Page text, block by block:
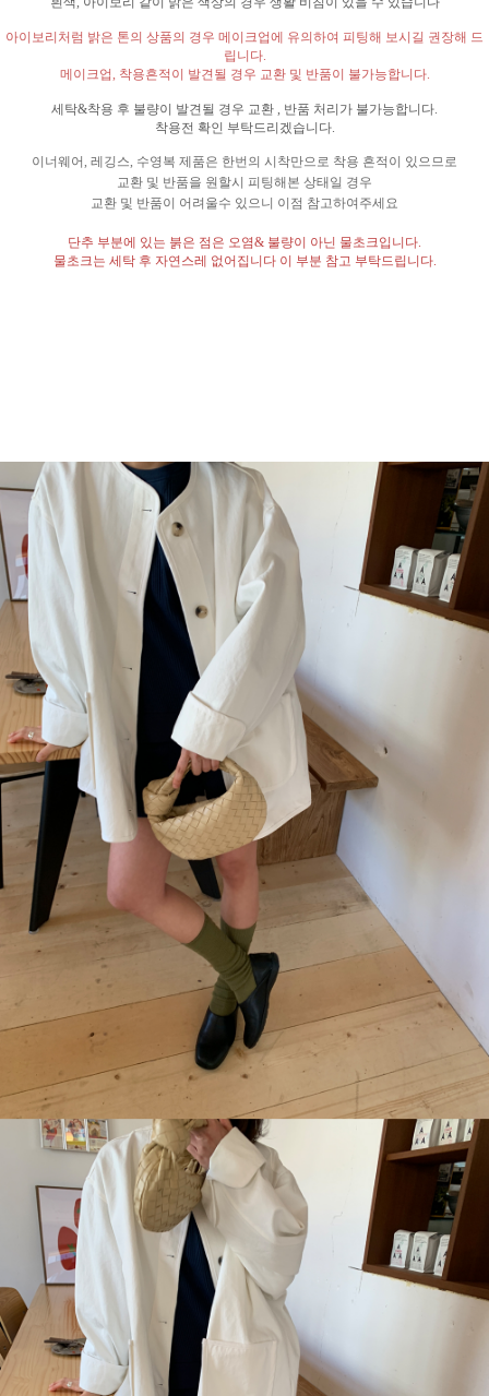
아이보리처럼 밝은 톤의 상품의 경우 메이크업에 유의하여 피팅해 보시길 권장해 드
립니다.
메이크업, 착용흔적이 발견될 경우 교환 및 반품이 불가능합니다.
세탁&착용 후 불량이 발견될 경우 교환 , 반품 처리가 불가능합니다.
착용전 확인 부탁드리겠습니다.
이너웨어, 레깅스, 수영복 제품은 한번의 시착만으로 착용 흔적이 있으므로
교환 및 반품을 원할시 피팅해본 상태일 경우
교환 및 반품이 어려울수 있으니 이점 참고하여주세요
단추 부분에 있는 붉은 점은 오염& 불량이 아닌 물초크입니다.
물초크는 세탁 후 자연스레 없어집니다 이 부분 참고 부탁드립니다.